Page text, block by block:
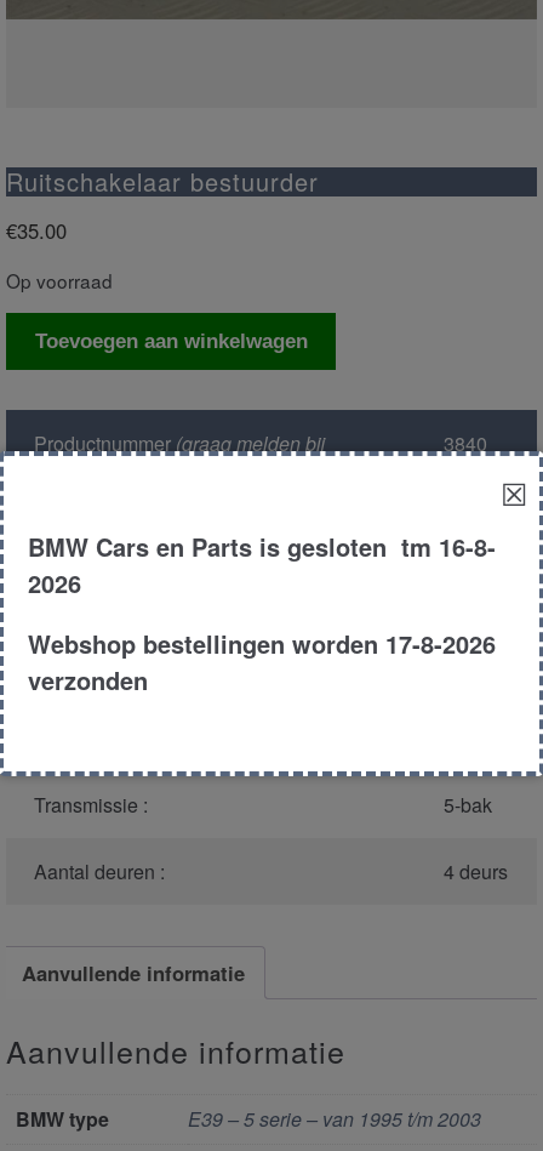
Ruitschakelaar bestuurder
€35.00
Op voorraad
Ruitschakelaar
Toevoegen aan winkelwagen
Productnummer(graag melden bij
3840
Model : E39
Type :
Transmissie : 5-bak
Aantal deuren : 4 deurs
Aanvullende informatie
Aanvullende informatie
BMW type E39 – 5 serie – van 1995 t/m 2003
☒
BMW Cars en Parts is gesloten tm 16-8-
2026
Webshop bestellingen worden 17-8-2026
verzonden